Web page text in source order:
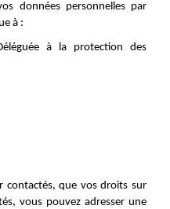
données personnelles par
à :
à la protection des
contactés, que vos droits sur
vous pouvez adresser une